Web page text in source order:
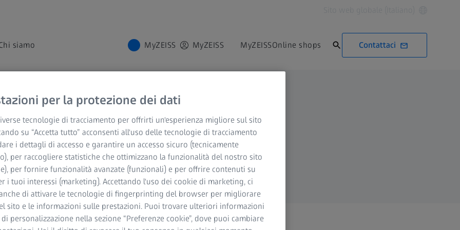
siamo MyZEISS MyZEISS MyZEISSOnline shops Contattaci
esclusive
per la protezione dei dati
tecnologie di tracciamento per offrirti un'esperienza migliore sul sito
su “Accetta tutto” acconsenti all'uso delle tecnologie di tracciamento
i dettagli di accesso e garantire un accesso sicuro (tecnicamente
per raccogliere statistiche che ottimizzano la funzionalità del nostro sito
per fornire funzionalità avanzate (funzionali) e per offrire contenuti su
i tuoi interessi (marketing). Accettando l'uso dei cookie di marketing, ci
di attivare le tecnologie di fingerprinting del browser per migliorare
sito e le informazioni sulle prestazioni. Puoi trovare ulteriori informazioni
personalizzazione nella sezione “Preferenze cookie”, dove puoi cambiare